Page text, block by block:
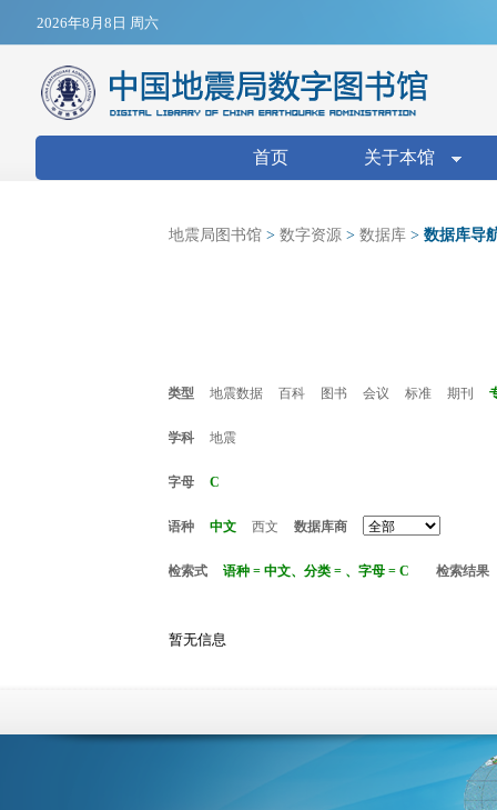
2026年8月8日 周六
搜索表单
首页 关于本馆
地震局图书馆 > 数字资源 > 数据库 > 数据库导
类型 地震数据 百科 图书 会议 标准 期刊
学科 地震
字母 C
语种 中文 西文 数据库商
检索式 语种 = 中文、分类 = 、字母 = C 检索结果
暂无信息